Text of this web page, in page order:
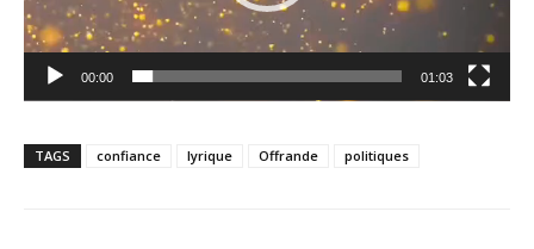
00:00 01:03
TAGS confiance lyrique Offrande politiques